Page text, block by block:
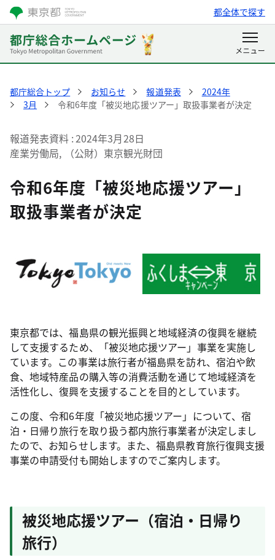
都全体で探す
都庁総合トップ お知らせ 報道発表
2024年
3月
令和6年度「被災地応援ツアー」取扱事業者が決定
報道発表資料 2024年3月28日
産業労働局, （公財）東京観光財団
令和6年度「被災地応援ツアー」
取扱事業者が決定
東京都では、福島県の観光振興と地域経済の復興を継続
して支援するため、「被災地応援ツアー」事業を実施し
ています。この事業は旅行者が福島県を訪れ、宿泊や飲
食、地域特産品の購入等の消費活動を通じて地域経済を
活性化し、復興を支援することを目的としています。
この度、令和6年度「被災地応援ツアー」について、宿
泊・日帰り旅行を取り扱う都内旅行事業者が決定しまし
たので、お知らせします。また、福島県教育旅行復興支援
事業の申請受付も開始しますのでご案内します。
被災地応援ツアー（宿泊・日帰り
旅行）